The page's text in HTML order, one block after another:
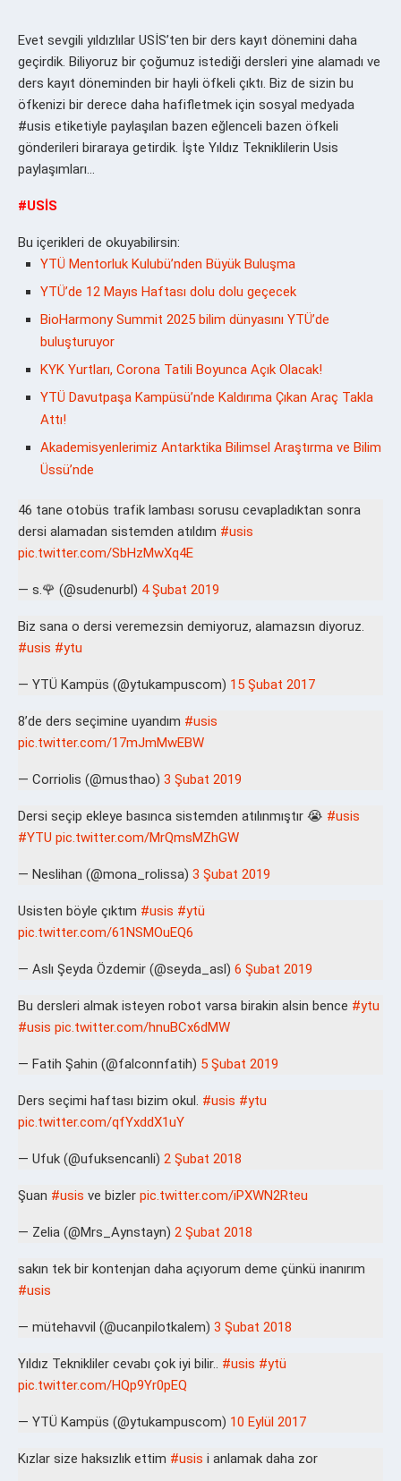
Evet sevgili yıldızlılar USİS’ten bir ders kayıt dönemini daha
geçirdik. Biliyoruz bir çoğumuz istediği dersleri yine alamadı ve
ders kayıt döneminden bir hayli öfkeli çıktı. Biz de sizin bu
öfkenizi bir derece daha hafifletmek için sosyal medyada
#usis etiketiyle paylaşılan bazen eğlenceli bazen öfkeli
gönderileri biraraya getirdik. İşte Yıldız Tekniklilerin Usis
paylaşımları…
#USİS
Bu içerikleri de okuyabilirsin:
YTÜ Mentorluk Kulubü’nden Büyük Buluşma
YTÜ’de 12 Mayıs Haftası dolu dolu geçecek
BioHarmony Summit 2025 bilim dünyasını YTÜ’de
buluşturuyor
KYK Yurtları, Corona Tatili Boyunca Açık Olacak!
YTÜ Davutpaşa Kampüsü’nde Kaldırıma Çıkan Araç Takla
Attı!
Akademisyenlerimiz Antarktika Bilimsel Araştırma ve Bilim
Üssü’nde
46 tane otobüs trafik lambası sorusu cevapladıktan sonra
dersi alamadan sistemden atıldım #usis
pic.twitter.com/SbHzMwXq4E
— s.🌹 (@sudenurbl) 4 Şubat 2019
Biz sana o dersi veremezsin demiyoruz, alamazsın diyoruz.
#usis #ytu
— YTÜ Kampüs (@ytukampuscom) 15 Şubat 2017
8’de ders seçimine uyandım #usis
pic.twitter.com/17mJmMwEBW
— Corriolis (@musthao) 3 Şubat 2019
Dersi seçip ekleye basınca sistemden atılınmıştır 😭 #usis
#YTU pic.twitter.com/MrQmsMZhGW
— Neslihan (@mona_rolissa) 3 Şubat 2019
Usisten böyle çıktım #usis #ytü
pic.twitter.com/61NSMOuEQ6
— Aslı Şeyda Özdemir (@seyda_asl) 6 Şubat 2019
Bu dersleri almak isteyen robot varsa birakin alsin bence #ytu
#usis pic.twitter.com/hnuBCx6dMW
— Fatih Şahin (@falconnfatih) 5 Şubat 2019
Ders seçimi haftası bizim okul. #usis #ytu
pic.twitter.com/qfYxddX1uY
— Ufuk (@ufuksencanli) 2 Şubat 2018
Şuan #usis ve bizler pic.twitter.com/iPXWN2Rteu
— Zelia (@Mrs_Aynstayn) 2 Şubat 2018
sakın tek bir kontenjan daha açıyorum deme çünkü inanırım
#usis
— mütehavvil (@ucanpilotkalem) 3 Şubat 2018
Yıldız Teknikliler cevabı çok iyi bilir.. #usis #ytü
pic.twitter.com/HQp9Yr0pEQ
— YTÜ Kampüs (@ytukampuscom) 10 Eylül 2017
Kızlar size haksızlık ettim #usis i anlamak daha zor